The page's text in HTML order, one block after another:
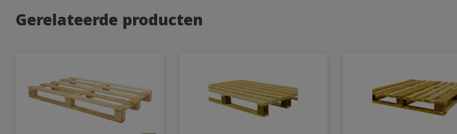
Gerelateerde producten